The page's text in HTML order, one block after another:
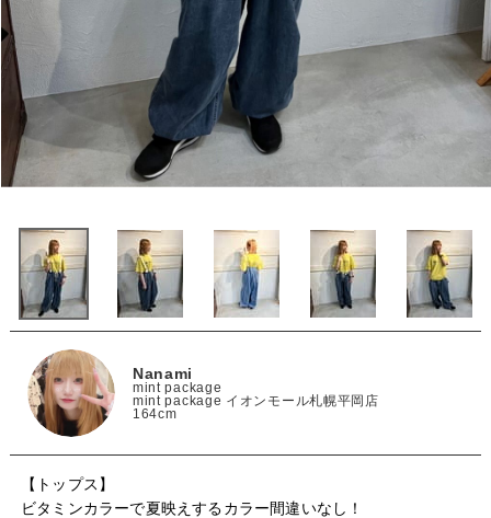
Nanami
mint package
mint package イオンモール札幌平岡店
164cm
【トップス】
ビタミンカラーで夏映えするカラー間違いなし！